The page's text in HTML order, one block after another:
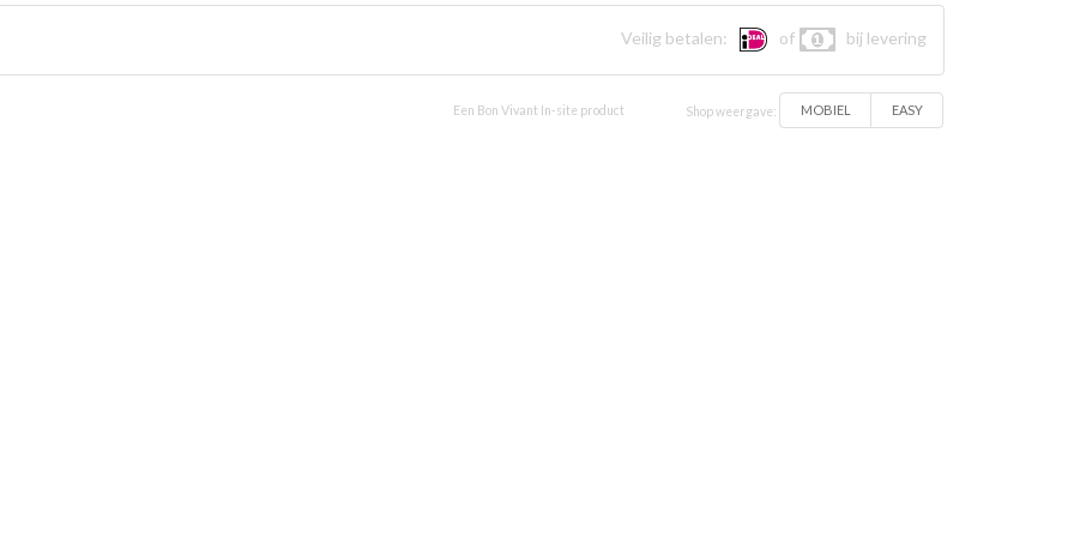
Veilig betalen: of bij levering
Een Bon Vivant In-site product Shop weergave: MOBIEL EASY